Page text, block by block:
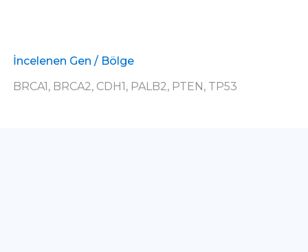
İncelenen Gen / Bölge
BRCA1, BRCA2, CDH1, PALB2, PTEN, TP53